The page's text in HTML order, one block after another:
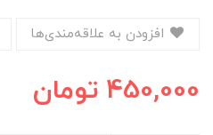
450,000 تومان